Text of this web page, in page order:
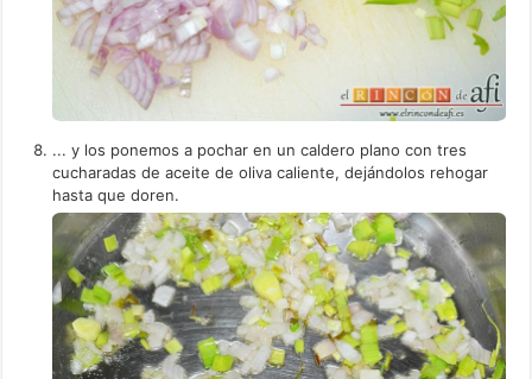
... y los ponemos a pochar en un caldero plano con tres
cucharadas de aceite de oliva caliente, dejándolos rehogar
hasta que doren.